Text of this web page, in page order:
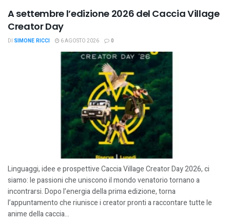
A settembre l’edizione 2026 del Caccia Village
Creator Day
DI SIMONE RICCI 6 AGOSTO 2026 0
Linguaggi, idee e prospettive Caccia Village Creator Day 2026, ci
siamo: le passioni che uniscono il mondo venatorio tornano a
incontrarsi. Dopo l’energia della prima edizione, torna
l’appuntamento che riunisce i creator pronti a raccontare tutte le
anime della caccia...